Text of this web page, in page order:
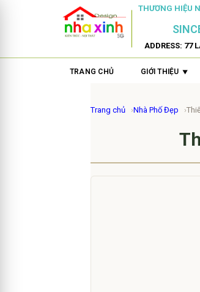
THƯƠNG HIỆU
ADDRESS: 77
TRANG CHỦ GIỚI THIỆU
Trang chủ Nhà Phố Đẹp